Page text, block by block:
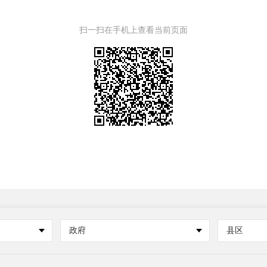
扫一扫在手机上查看当前页面
政府 县区